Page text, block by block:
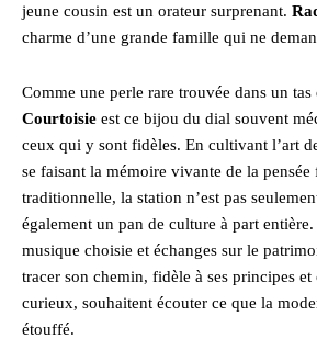
jeune cousin est un orateur surprenant.
charme d’une grande famille qui ne
Comme une perle rare trouvée dans un tas
Courtoisie est ce bijou du dial souvent
ceux qui y sont fidèles. En cultivant l’art
se faisant la mémoire vivante de la pensée
traditionnelle, la station n’est pas
également un pan de culture à part
musique choisie et échanges sur le
tracer son chemin, fidèle à ses principes
curieux, souhaitent écouter ce que la
étouffé.